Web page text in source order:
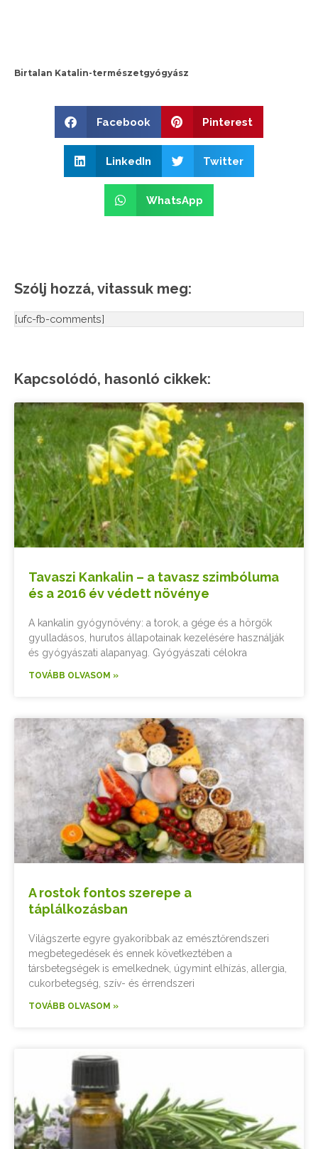
Birtalan Katalin-természetgyógyász
Facebook Pinterest
LinkedIn Twitter
WhatsApp
Szólj hozzá, vitassuk meg:
[ufc-fb-comments]
Kapcsolódó, hasonló cikkek:
Tavaszi Kankalin – a tavasz szimbóluma
és a 2016 év védett növénye
A kankalin gyógynövény: a torok, a gége és a hörgők
gyulladásos, hurutos állapotainak kezelésére használják
és gyógyászati alapanyag. Gyógyászati célokra
TOVÁBB OLVASOM »
A rostok fontos szerepe a
táplálkozásban
Világszerte egyre gyakoribbak az emésztőrendszeri
megbetegedések és ennek következtében a
társbetegségek is emelkednek, úgymint elhízás, allergia,
cukorbetegség, szív- és érrendszeri
TOVÁBB OLVASOM »